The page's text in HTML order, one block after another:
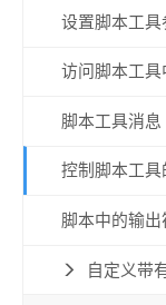
设置脚本工具
访问脚本工具
脚本工具消息
控制脚本工具
脚本中的输出
自定义带